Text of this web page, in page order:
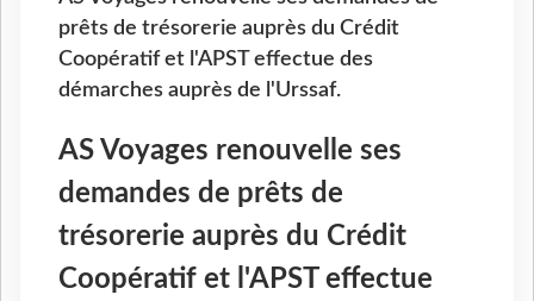
prêts de trésorerie auprès du Crédit
Coopératif et l'APST effectue des
démarches auprès de l'Urssaf.
AS Voyages renouvelle ses
demandes de prêts de
trésorerie auprès du Crédit
Coopératif et l'APST effectue